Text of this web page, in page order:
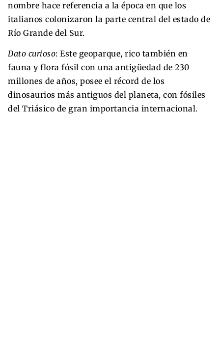
nombre hace referencia a la época en que los
italianos colonizaron la parte central del estado de
Río Grande del Sur.
Dato curioso: Este geoparque, rico también en
fauna y flora fósil con una antigüedad de 230
millones de años, posee el récord de los
dinosaurios más antiguos del planeta, con fósiles
del Triásico de gran importancia internacional.